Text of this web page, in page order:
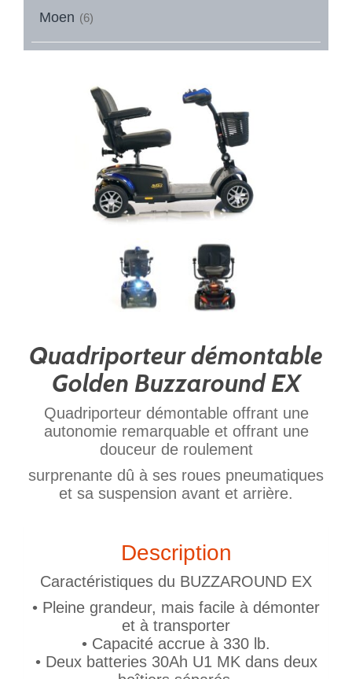
Moen (6)
Quadriporteur démontable
Golden Buzzaround EX
Quadriporteur démontable offrant une
autonomie remarquable et offrant une
douceur de roulement
surprenante dû à ses roues pneumatiques
et sa suspension avant et arrière.
Description
Caractéristiques du BUZZAROUND EX
• Pleine grandeur, mais facile à démonter
et à transporter
• Capacité accrue à 330 lb.
• Deux batteries 30Ah U1 MK dans deux